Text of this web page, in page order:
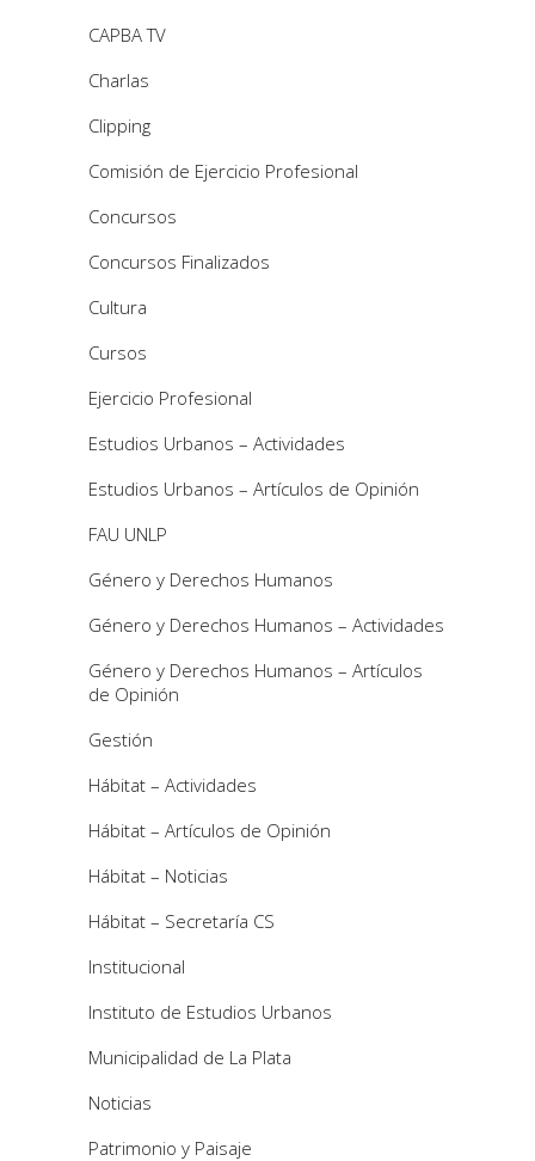
CAPBA TV
Charlas
Clipping
Comisión de Ejercicio Profesional
Concursos
Concursos Finalizados
Cultura
Cursos
Ejercicio Profesional
Estudios Urbanos – Actividades
Estudios Urbanos – Artículos de Opinión
FAU UNLP
Género y Derechos Humanos
Género y Derechos Humanos – Actividades
Género y Derechos Humanos – Artículos
de Opinión
Gestión
Hábitat – Actividades
Hábitat – Artículos de Opinión
Hábitat – Noticias
Hábitat – Secretaría CS
Institucional
Instituto de Estudios Urbanos
Municipalidad de La Plata
Noticias
Patrimonio y Paisaje